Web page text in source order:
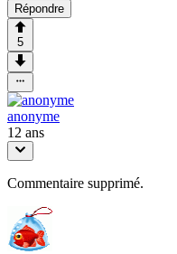
Répondre
5
anonyme
12 ans
Commentaire supprimé.